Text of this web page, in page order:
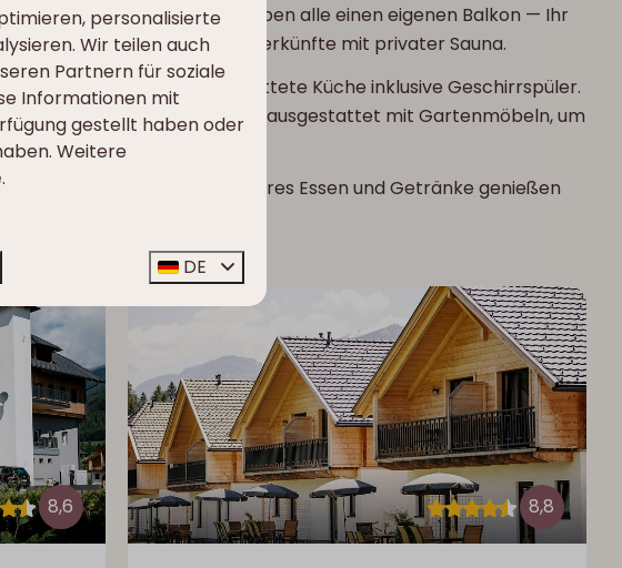
sich im Haupthaus und haben alle einen eigenen Balkon — Ihr
möchten, gibt es auch Unterkünfte mit privater Sauna.
und eine voll ausgestattete Küche inklusive Geschirrspüler.
Bereich zum Entspannen, ausgestattet mit Gartenmöbeln, um
spielen, wo Sie auch leckeres Essen und Getränke genießen
8,6 8,8
personalisierte
Wir teilen auch
Partnern für soziale
Informationen mit
gestellt haben oder
Weitere
.
DE